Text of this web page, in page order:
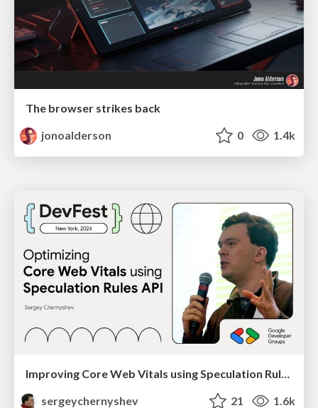
The browser strikes back
jonoalderson
0 1.4k
Improving Core Web Vitals using Speculation Rules API
sergeychernyshev
21 1.6k